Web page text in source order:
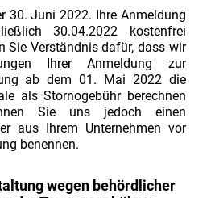
30. Juni 2022. Ihre Anmeldung
30.04.2022 kostenfrei
Sie Verständnis dafür, dass wir
Ihrer Anmeldung zur
ab dem 01. Mai 2022 die
als Stornogebühr berechnen
Sie uns jedoch einen
aus Ihrem Unternehmen vor
benennen.
wegen behördlicher